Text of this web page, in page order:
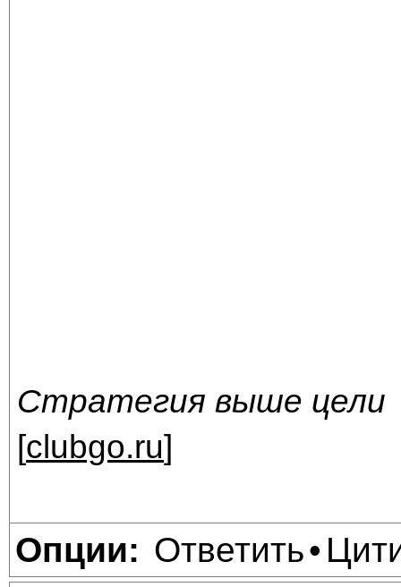
Стратегия выше цели
[clubgo.ru]
Опции: Ответить•